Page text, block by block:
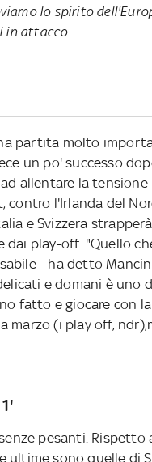
lo spirito
in attacco
partita molto
un po' successo
allentare la tensione
contro l'Irlanda del
e Svizzera
dai play-off. "Quello
- ha detto
e domani è uno
fatto e giocare con
marzo (i play off,
pesanti. Rispetto
ultime sono quelle di